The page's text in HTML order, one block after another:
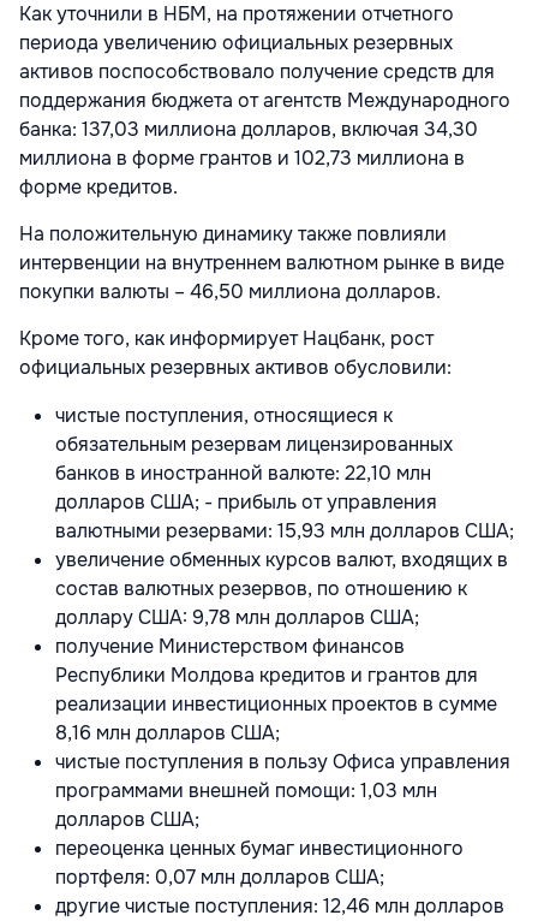
Как уточнили в НБМ, на протяжении отчетного
периода увеличению официальных резервных
активов поспособствовало получение средств для
поддержания бюджета от агентств Международного
банка: 137,03 миллиона долларов, включая 34,30
миллиона в форме грантов и 102,73 миллиона в
форме кредитов.
На положительную динамику также повлияли
интервенции на внутреннем валютном рынке в виде
покупки валюты – 46,50 миллиона долларов.
Кроме того, как информирует Нацбанк, рост
официальных резервных активов обусловили:
чистые поступления, относящиеся к
обязательным резервам лицензированных
банков в иностранной валюте: 22,10 млн
долларов США; - прибыль от управления
валютными резервами: 15,93 млн долларов США;
увеличение обменных курсов валют, входящих в
состав валютных резервов, по отношению к
доллару США: 9,78 млн долларов США;
получение Министерством финансов
Республики Молдова кредитов и грантов для
реализации инвестиционных проектов в сумме
8,16 млн долларов США;
чистые поступления в пользу Офиса управления
программами внешней помощи: 1,03 млн
долларов США;
переоценка ценных бумаг инвестиционного
портфеля: 0,07 млн долларов США;
другие чистые поступления: 12,46 млн долларов